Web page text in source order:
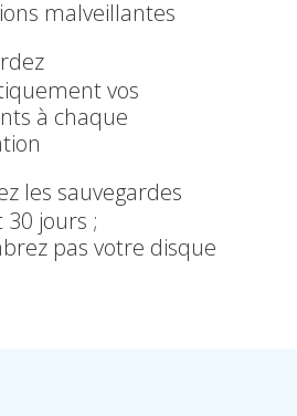
malveillantes
vos
à chaque
les sauvegardes
jours ;
pas votre disque